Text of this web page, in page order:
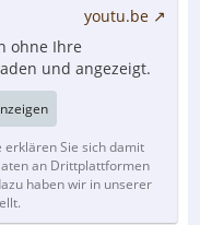
Bessels,
aus den
bisher
& Bow-Tie Basil.
Sessions
dessen
hat. LP2 dieser
youtu.be
ohne Ihre
und angezeigt.
Sie sich damit
an Drittplattformen
haben wir in unserer